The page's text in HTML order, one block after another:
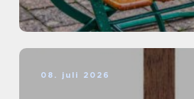
08. juli 2026